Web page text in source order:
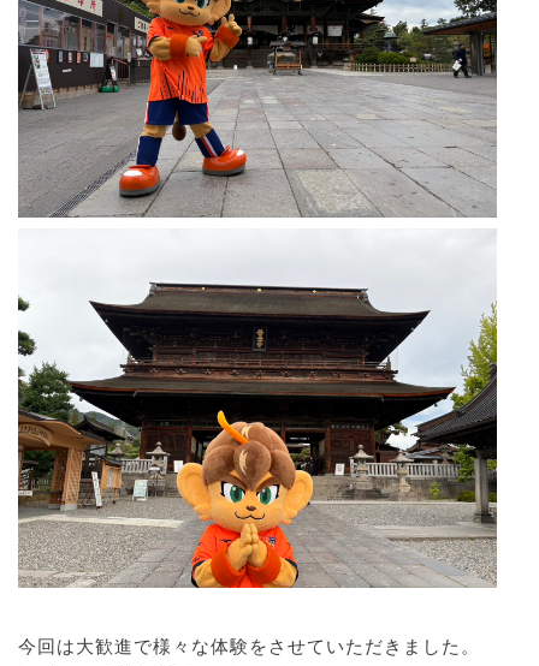
今回は大歓進で様々な体験をさせていただきました。